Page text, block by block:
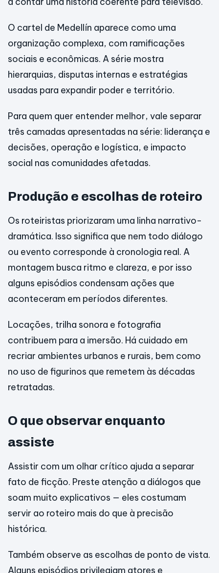
O cartel de Medellín aparece como uma
organização complexa, com ramificações
sociais e econômicas. A série mostra
hierarquias, disputas internas e estratégias
usadas para expandir poder e território.
Para quem quer entender melhor, vale separar
três camadas apresentadas na série: liderança e
decisões, operação e logística, e impacto
social nas comunidades afetadas.
Produção e escolhas de roteiro
Os roteiristas priorizaram uma linha narrativo-
dramática. Isso significa que nem todo diálogo
ou evento corresponde à cronologia real. A
montagem busca ritmo e clareza, e por isso
alguns episódios condensam ações que
aconteceram em períodos diferentes.
Locações, trilha sonora e fotografia
contribuem para a imersão. Há cuidado em
recriar ambientes urbanos e rurais, bem como
no uso de figurinos que remetem às décadas
retratadas.
O que observar enquanto
assiste
Assistir com um olhar crítico ajuda a separar
fato de ficção. Preste atenção a diálogos que
soam muito explicativos — eles costumam
servir ao roteiro mais do que à precisão
histórica.
Também observe as escolhas de ponto de vista.
Alguns episódios privilegiam atores e